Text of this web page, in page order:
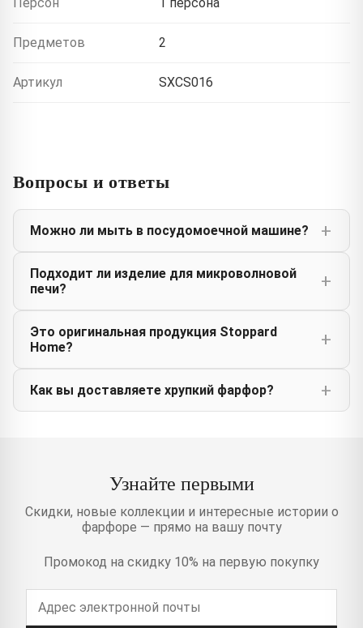
Персон 1 персона
Предметов 2
Артикул SXCS016
Вопросы и ответы
Можно ли мыть в посудомоечной машине?
Подходит ли изделие для микроволновой
печи?
Это оригинальная продукция Stoppard
Home?
Как вы доставляете хрупкий фарфор?
Узнайте первыми
Скидки, новые коллекции и интересные истории о
фарфоре — прямо на вашу почту
Промокод на скидку 10% на первую покупку